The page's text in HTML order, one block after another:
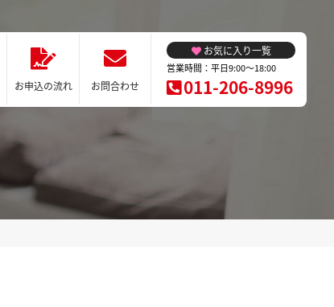
お申込の流れ お問合わせ
お気に入り一覧
営業時間：平日9:00～18:00
011-206-8996